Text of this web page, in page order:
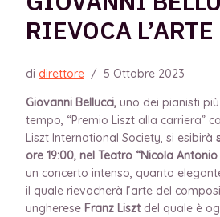
RIEVOCA
di direttore / 5 Ottobre 2023
Giovanni Bellucci, uno dei pianisti
tempo, “Premio Liszt alla carriera”
Liszt International Society, si esibirà
ore 19:00, nel Teatro “Nicola
un concerto intenso, quanto
il quale rievocherà l’arte del
ungherese Franz Liszt del quale è